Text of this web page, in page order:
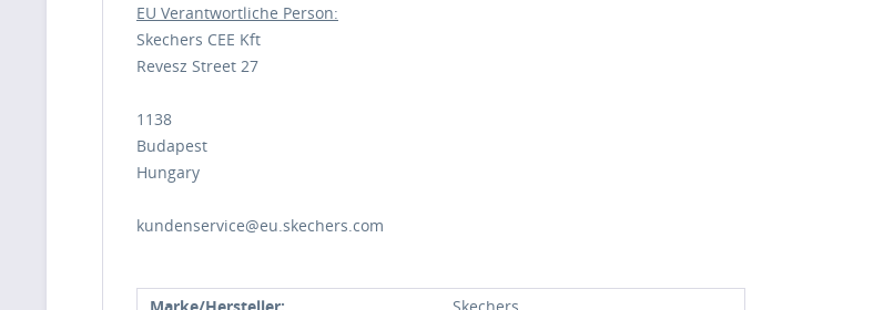
EU Verantwortliche Person:
Skechers CEE Kft
Revesz Street 27
1138
Budapest
Hungary
kundenservice@eu.skechers.com